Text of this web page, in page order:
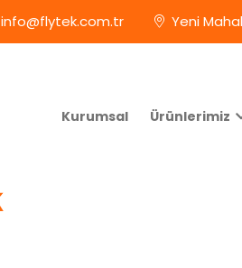
info@flytek.com.tr Yeni
Kurumsal Ürünlerimiz